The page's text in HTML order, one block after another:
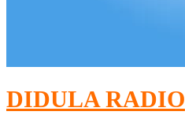
DIDULA RADIO